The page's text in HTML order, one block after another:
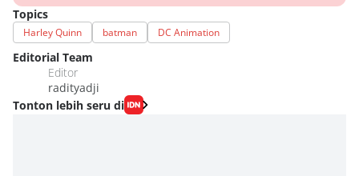
Topics
Harley Quinn batman DC Animation
Editorial Team
Editor
radityadji
Tonton lebih seru di